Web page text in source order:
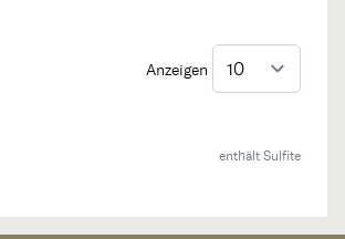
Anzeigen
enthält Sulfite